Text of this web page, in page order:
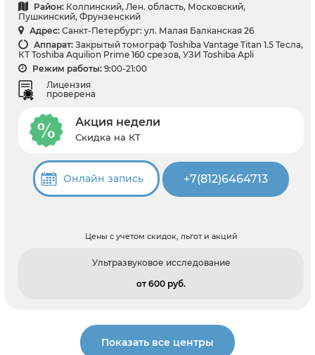
Район: Колпинский, Лен. область, Московский,
Пушкинский, Фрунзенский
Адрес: Санкт-Петербург: ул. Малая Балканская 26
Аппарат: Закрытый томограф Toshiba Vantage Titan 1.5 Тесла,
КТ Toshiba Aquilion Prime 160 срезов, УЗИ Toshiba Apli
Режим работы: 9:00-21:00
Лицензия
проверена
Акция недели
Скидка на КТ
Онлайн запись +7(812)6464713
Цены с учетом скидок, льгот и акций
Ультразвуковое исследование
от 600 pуб.
Показать все центры